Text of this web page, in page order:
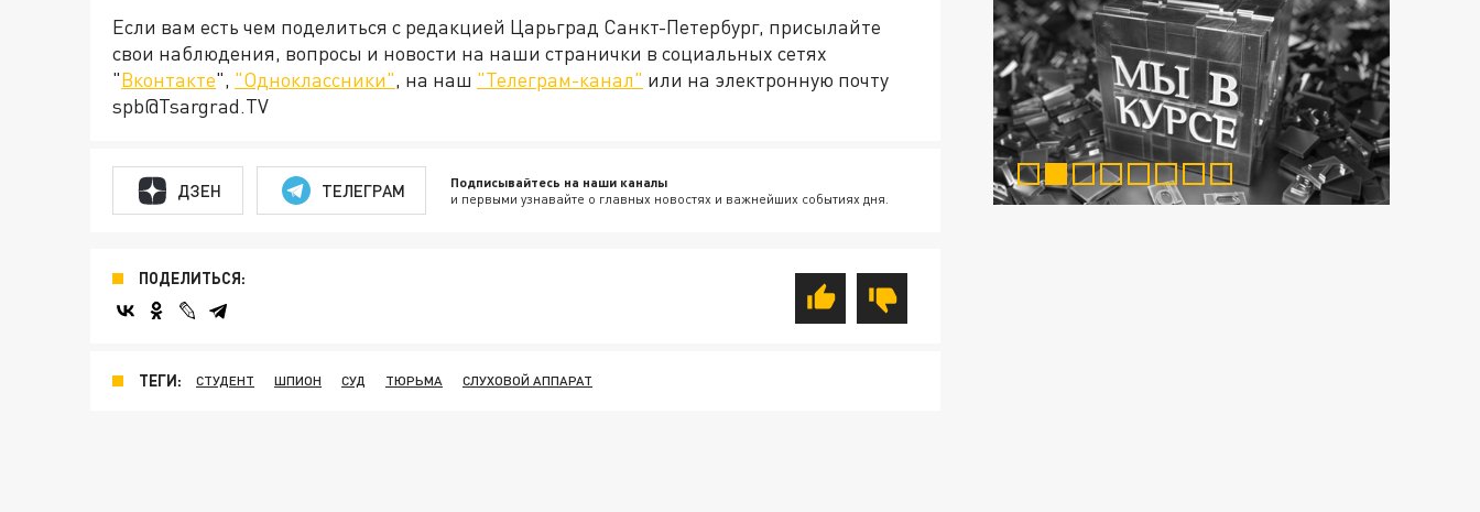
Если вам есть чем поделиться с редакцией Царьград Санкт-Петербург, присылайте
свои наблюдения, вопросы и новости на наши странички в социальных сетях
"Вконтакте", "Одноклассники", на наш "Телеграм-канал" или на электронную почту
spb@Tsargrad.TV
ДЗЕН ТЕЛЕГРАМ Подписывайтесь на наши каналы
и первыми узнавайте о главных новостях и важнейших событиях дня.
ПОДЕЛИТЬСЯ:
ТЕГИ: СТУДЕНТ ШПИОН СУД ТЮРЬМА СЛУХОВОЙ АППАРАТ